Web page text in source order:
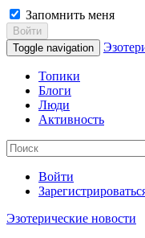
Запомнить меня
Войти
Toggle navigation
Топики
Блоги
Люди
Активность
Войти
Эзотерические новости